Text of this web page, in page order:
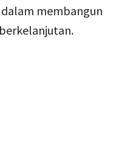
membangun